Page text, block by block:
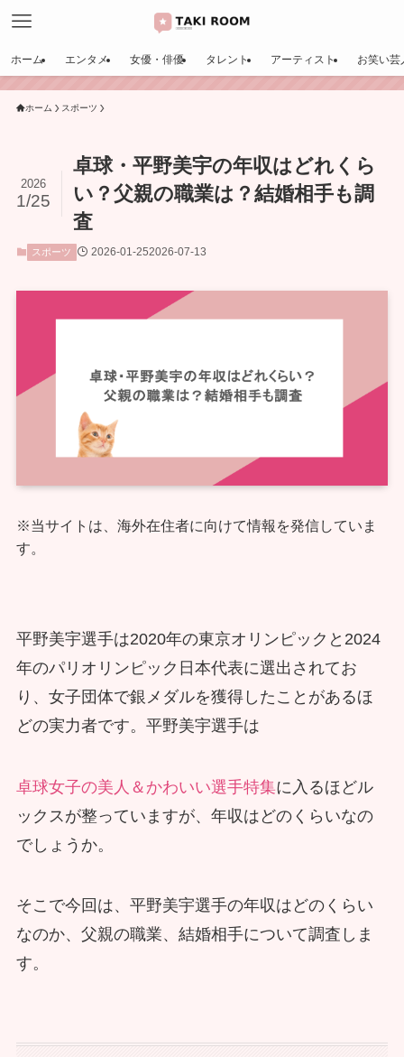
ホーム エンタメ 女優・俳優 タレント アーティスト お笑い芸
ホーム スポーツ
卓球・平野美宇の年収はどれくら
い？父親の職業は？結婚相手も調
査
2026
1/25
スポーツ 2026-01-252026-07-13
※当サイトは、海外在住者に向けて情報を発信していま
す。
平野美宇選手は2020年の東京オリンピックと2024
年のパリオリンピック日本代表に選出されてお
り、女子団体で銀メダルを獲得したことがあるほ
どの実力者です。平野美宇選手は
卓球女子の美人＆かわいい選手特集に入るほどル
ックスが整っていますが、年収はどのくらいなの
でしょうか。
そこで今回は、平野美宇選手の年収はどのくらい
なのか、父親の職業、結婚相手について調査しま
す。